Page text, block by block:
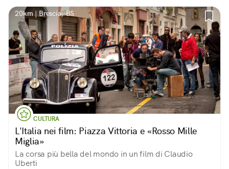
20km | Brescia, BS
CULTURA
L'Italia nei film: Piazza Vittoria e «Rosso Mille
Miglia»
La corsa più bella del mondo in un film di Claudio
Uberti